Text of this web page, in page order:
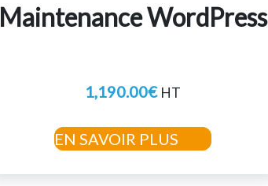
Maintenance WordPress
1,190.00€ HT
EN SAVOIR PLUS